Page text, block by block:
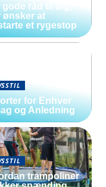
gode råd til dig,
ønsker at
et rygestop
for Enhver
og Anledning
trampoliner